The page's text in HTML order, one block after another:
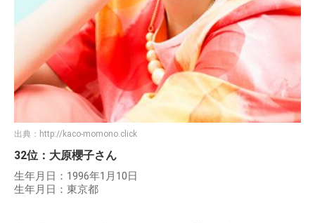
出典： http://kaco-momono.click
32位：大原櫻子さん
生年月日：1996年1月10日
生年月日：東京都